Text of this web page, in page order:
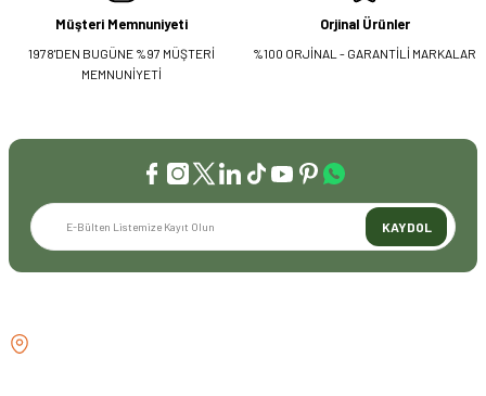
Müşteri Memnuniyeti
1978'DEN BUGÜNE %97 MÜŞTERİ
MEMNUNİYETİ
Orjinal Ürünler
%100 ORJİNAL - GARANTİLİ MARKALAR
KAYDOL